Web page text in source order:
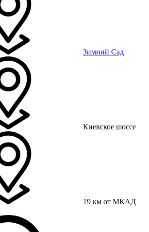
Зимний Сад
Киевское шоссе
19 км от МКАД